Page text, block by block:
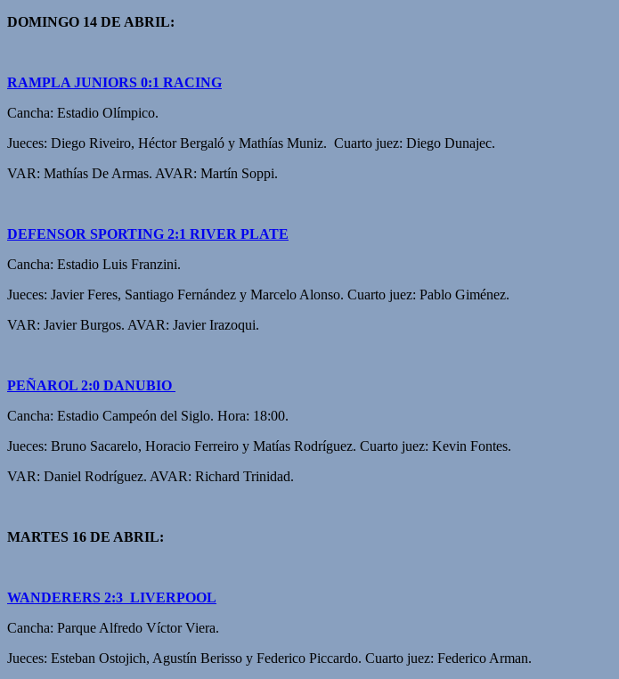
DOMINGO 14 DE ABRIL:
RAMPLA JUNIORS 0:1 RACING
Cancha: Estadio Olímpico.
Jueces: Diego Riveiro, Héctor Bergaló y Mathías Muniz. Cuarto juez: Diego Dunajec.
VAR: Mathías De Armas. AVAR: Martín Soppi.
DEFENSOR SPORTING 2:1 RIVER PLATE
Cancha: Estadio Luis Franzini.
Jueces: Javier Feres, Santiago Fernández y Marcelo Alonso. Cuarto juez: Pablo Giménez.
VAR: Javier Burgos. AVAR: Javier Irazoqui.
PEÑAROL 2:0 DANUBIO
Cancha: Estadio Campeón del Siglo. Hora: 18:00.
Jueces: Bruno Sacarelo, Horacio Ferreiro y Matías Rodríguez. Cuarto juez: Kevin Fontes.
VAR: Daniel Rodríguez. AVAR: Richard Trinidad.
MARTES 16 DE ABRIL:
WANDERERS 2:3 LIVERPOOL
Cancha: Parque Alfredo Víctor Viera.
Jueces: Esteban Ostojich, Agustín Berisso y Federico Piccardo. Cuarto juez: Federico Arman.